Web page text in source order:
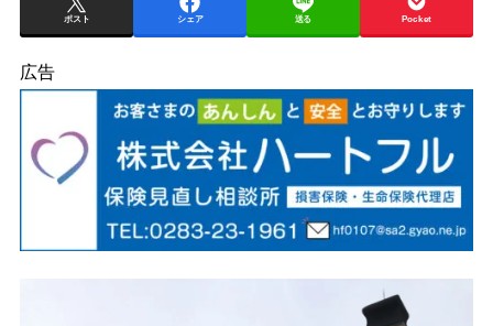
ポスト シェア 送る Pocket
広告